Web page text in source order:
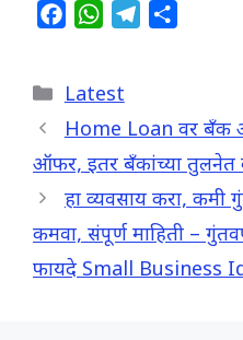
e
b
o
k
W
t
s
A
p
g
r
m
e
Categories
Latest
Home Loan वर बँक
ऑफर, इतर बँकांच्या तुलनेत
हा व्यवसाय करा, कमी
कमवा, संपूर्ण माहिती –
फायदे Small Business